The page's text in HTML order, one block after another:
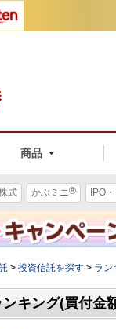
商品
式 かぶミニ® IPO
> 投資信託を探す > ラン
キング(買付金